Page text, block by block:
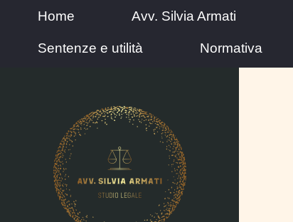
Home Avv. Silvia Armati
Sentenze e utilità Normativa